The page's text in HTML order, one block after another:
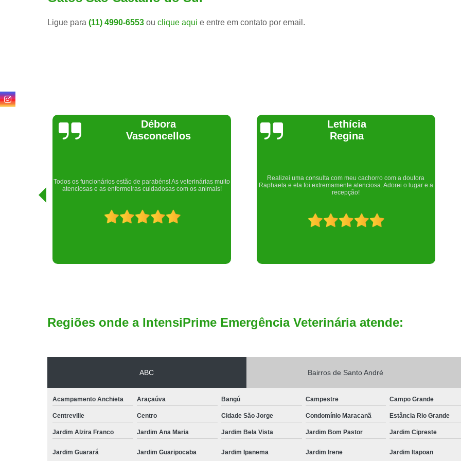
Ligue para (11) 4990-6553 ou clique aqui e entre em contato por email.
Lethícia
Regina
Realizei uma consulta com meu cachorro com a doutora
Raphaela e ela foi extremamente atenciosa. Adorei o lugar e a
recepção!
Joelma Lilian
Um lugar maravilhoso. Sempre serei grata pelo que fizeram por
nós!
Regiões onde a IntensiPrime Emergência Veterinária atende:
ABC Bairros de Santo André
Acampamento Anchieta Araçaúva Bangú Campestre Campo Grande
Centreville Centro Cidade São Jorge Condomínio Maracanã Estância Rio Grande
Jardim Alzira Franco Jardim Ana Maria Jardim Bela Vista Jardim Bom Pastor Jardim Cipreste
Jardim Guarará Jardim Guaripocaba Jardim Ipanema Jardim Irene Jardim Itapoan